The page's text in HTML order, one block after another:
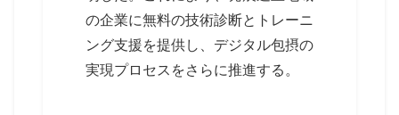
の企業に無料の技術診断とトレーニ
ング支援を提供し、デジタル包摂の
実現プロセスをさらに推進する。